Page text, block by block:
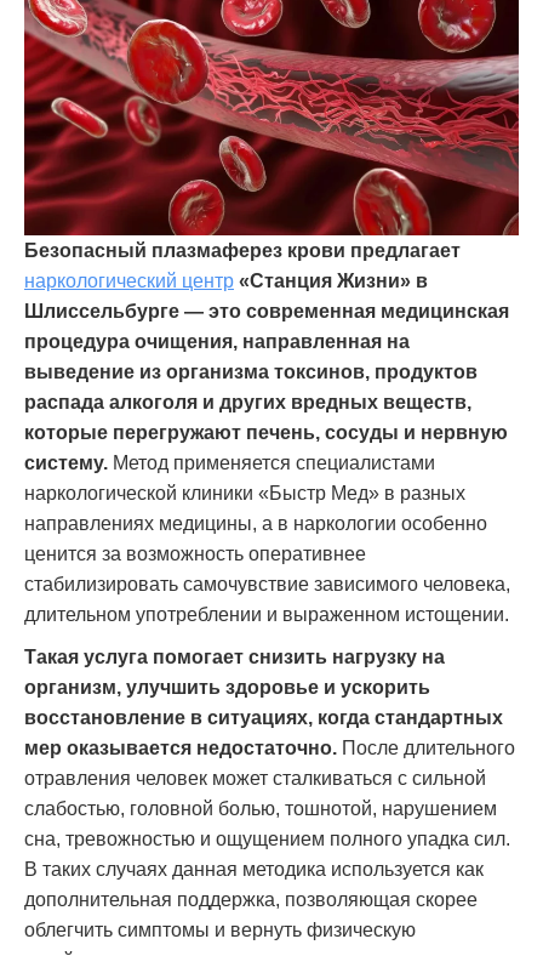
Безопасный плазмаферез крови предлагает
наркологический центр «Станция Жизни» в
Шлиссельбурге — это современная медицинская
процедура очищения, направленная на
выведение из организма токсинов, продуктов
распада алкоголя и других вредных веществ,
которые перегружают печень, сосуды и нервную
систему. Метод применяется специалистами
наркологической клиники «Быстр Мед» в разных
направлениях медицины, а в наркологии особенно
ценится за возможность оперативнее
стабилизировать самочувствие зависимого человека,
длительном употреблении и выраженном истощении.
Такая услуга помогает снизить нагрузку на
организм, улучшить здоровье и ускорить
восстановление в ситуациях, когда стандартных
мер оказывается недостаточно. После длительного
отравления человек может сталкиваться с сильной
слабостью, головной болью, тошнотой, нарушением
сна, тревожностью и ощущением полного упадка сил.
В таких случаях данная методика используется как
дополнительная поддержка, позволяющая скорее
облегчить симптомы и вернуть физическую